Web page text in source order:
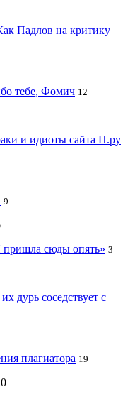
Падлов на критику
тебе, Фомич 12
и идиоты сайта П.ру
9
сюды опять» 3
дурь соседствует с
плагиатора 19